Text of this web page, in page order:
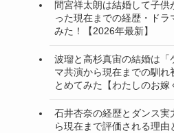
間宮祥太朗は結婚して子供
った現在までの経歴・ドラ
みた！【2026年最新】
波瑠と高杉真宙の結婚は「
マ共演から現在までの馴れ
とめてみた【わたしのお嫁
石井杏奈の経歴とダンス実
ら現在まで評価される理由